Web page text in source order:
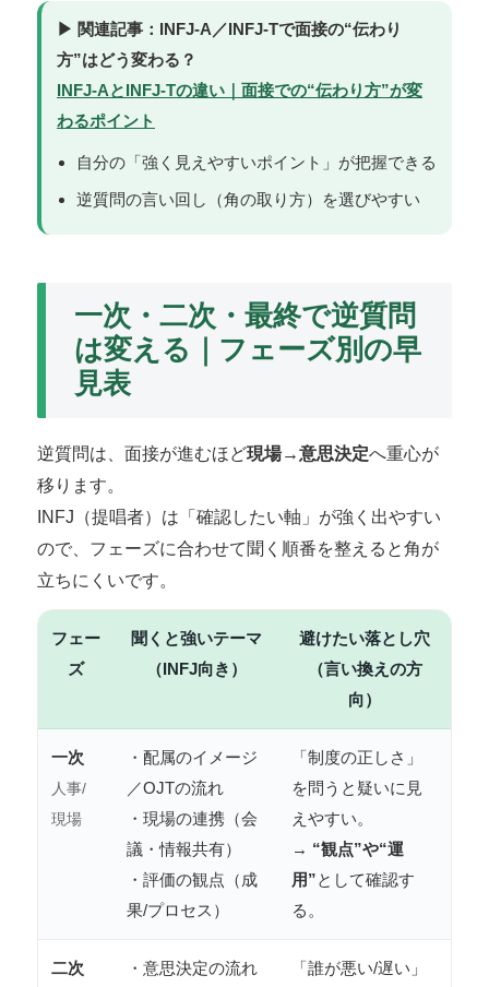
▶ 関連記事：INFJ-A／INFJ-Tで面接の“伝わり
方”はどう変わる？
INFJ-AとINFJ-Tの違い｜面接での“伝わり方”が変
わるポイント
自分の「強く見えやすいポイント」が把握できる
逆質問の言い回し（角の取り方）を選びやすい
一次・二次・最終で逆質問
は変える｜フェーズ別の早
見表
逆質問は、面接が進むほど現場→意思決定へ重心が
移ります。
INFJ（提唱者）は「確認したい軸」が強く出やすい
ので、フェーズに合わせて聞く順番を整えると角が
立ちにくいです。
フェー
ズ
聞くと強いテーマ
（INFJ向き）
避けたい落とし穴
（言い換えの方
向）
一次
人事/
現場
・配属のイメージ
／OJTの流れ
・現場の連携（会
議・情報共有）
・評価の観点（成
果/プロセス）
「制度の正しさ」
を問うと疑いに見
えやすい。
→ “観点”や“運
用”として確認す
る。
二次
・意思決定の流れ
「誰が悪い/遅い」